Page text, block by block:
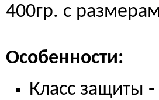
400гр. с
Особенности:
Класс защиты -